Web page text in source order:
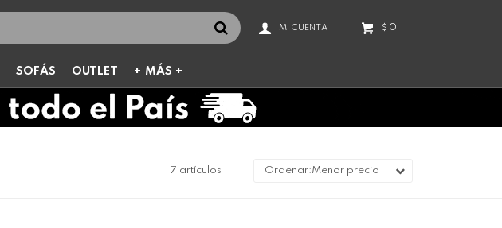
SOFÁS OUTLET MÁS +
$ 0
7 artículos Menor precio